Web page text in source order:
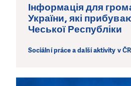
Інформація для
України, які
Чеської Республіки
Sociální práce a další aktivity v ČR